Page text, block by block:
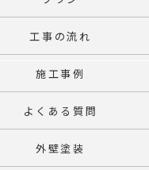
工事の流れ
施工事例
よくある質問
外壁塗装